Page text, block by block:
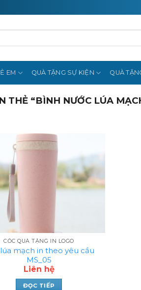
EM QUÀ TẶNG SỰ KIỆN QUÀ
THẺ “BÌNH NƯỚC LÚA
CỐC QUÀ TẶNG IN LOGO
mạch in theo yêu cầu
MS_05
Liên hệ
ĐỌC TIẾP